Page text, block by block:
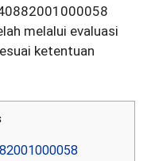
melalui evaluasi
ketentuan